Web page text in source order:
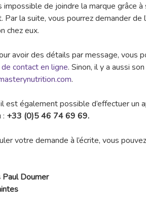
impossible de joindre la marque grâce
Par la suite, vous pourrez demander de
chez eux.
avoir des détails par message, vous
contact en ligne. Sinon, il y a aussi
.
il est également possible d’effectuer un
: +33 (0)5 46 74 69 69.
votre demande à l’écrite, vous
Doumer